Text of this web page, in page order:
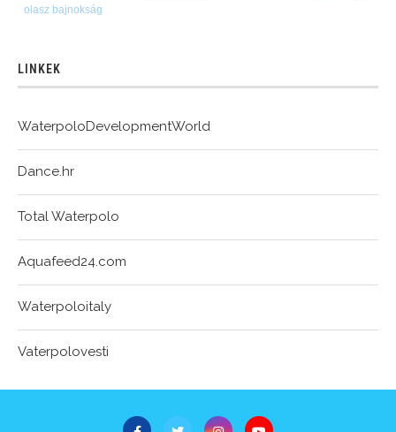
olasz bajnokság
LINKEK
WaterpoloDevelopmentWorld
Dance.hr
Total Waterpolo
Aquafeed24.com
Waterpoloitaly
Vaterpolovesti